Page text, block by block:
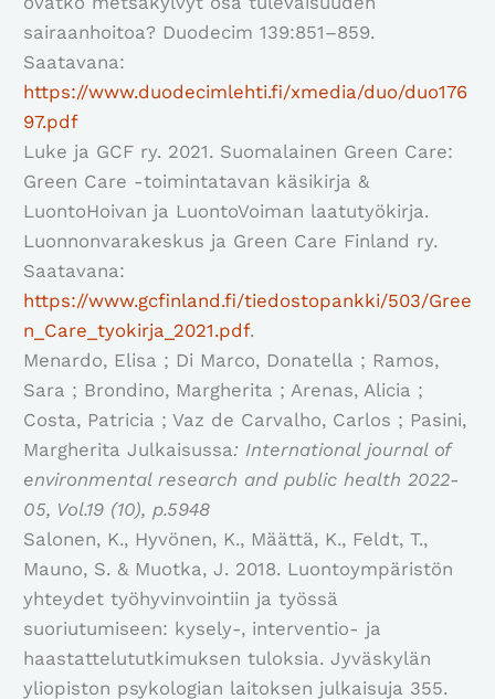
sairaanhoitoa? Duodecim 139:851–859.
Saatavana:
https://www.duodecimlehti.fi/xmedia/duo/duo176
97.pdf
Luke ja GCF ry. 2021. Suomalainen Green Care:
Green Care -toimintatavan käsikirja &
LuontoHoivan ja LuontoVoiman laatutyökirja.
Luonnonvarakeskus ja Green Care Finland ry.
Saatavana:
https://www.gcfinland.fi/tiedostopankki/503/Gree
n_Care_tyokirja_2021.pdf.
Menardo, Elisa ; Di Marco, Donatella ; Ramos,
Sara ; Brondino, Margherita ; Arenas, Alicia ;
Costa, Patricia ; Vaz de Carvalho, Carlos ; Pasini,
Margherita Julkaisussa: International journal of
environmental research and public health 2022-
05, Vol.19 (10), p.5948
Salonen, K., Hyvönen, K., Määttä, K., Feldt, T.,
Mauno, S. & Muotka, J. 2018. Luontoympäristön
yhteydet työhyvinvointiin ja työssä
suoriutumiseen: kysely-, interventio- ja
haastattelututkimuksen tuloksia. Jyväskylän
yliopiston psykologian laitoksen julkaisuja 355.